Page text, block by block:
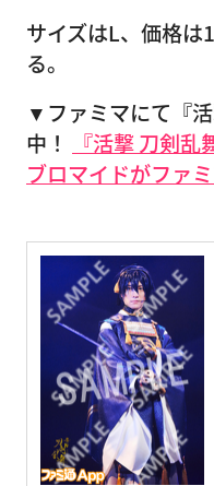
サイズはL、価格
る。
▼ファミマにて『
中！
『活撃 刀剣
ブロマイドがファ